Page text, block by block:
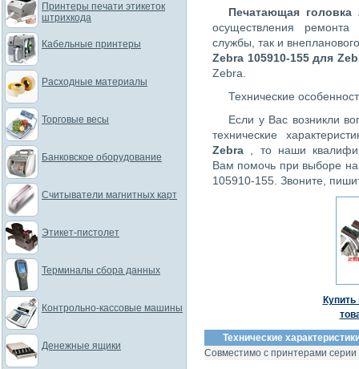
Печатающая
осуществления
службы, так и
Zebra 105910-155 для
Zebra.
Технические
Если у Вас возникли
технические
Zebra
, то наши
Вам помочь при выборе
105910-155. Звоните,
Технические
Совместимо с принтерами серии
Принтеры печати этикеток
штрихкода
Кабельные принтеры
Расходные материалы
Торговые весы
Банковское оборудование
Считыватели магнитных карт
Этикет-пистолет
Терминалы сбора данных
Контрольно-кассовые машины
Денежные ящики